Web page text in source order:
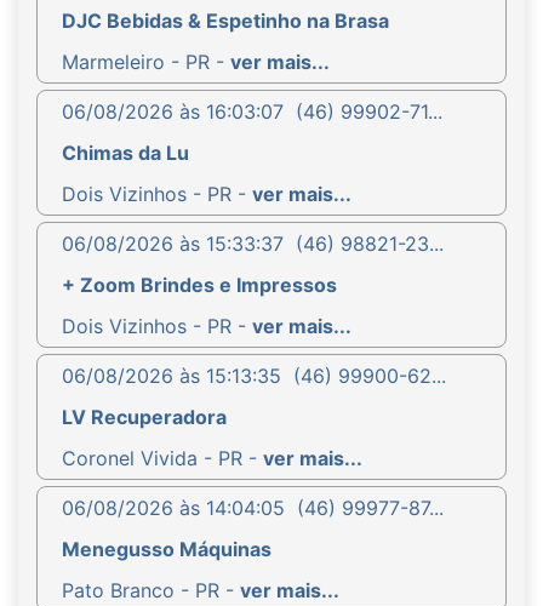
DJC Bebidas & Espetinho na Brasa
Marmeleiro - PR - ver mais...
06/08/2026 às 16:03:07 (46) 99902-71...
Chimas da Lu
Dois Vizinhos - PR - ver mais...
06/08/2026 às 15:33:37 (46) 98821-23...
+ Zoom Brindes e Impressos
Dois Vizinhos - PR - ver mais...
06/08/2026 às 15:13:35 (46) 99900-62...
LV Recuperadora
Coronel Vivida - PR - ver mais...
06/08/2026 às 14:04:05 (46) 99977-87...
Menegusso Máquinas
Pato Branco - PR - ver mais...